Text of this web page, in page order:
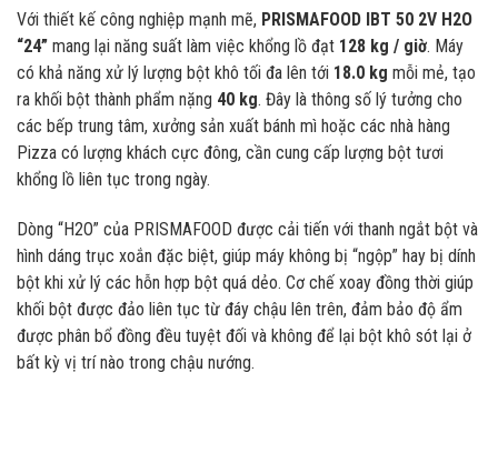
Với thiết kế công nghiệp mạnh mẽ, PRISMAFOOD IBT 50 2V H2O
“24” mang lại năng suất làm việc khổng lồ đạt 128 kg / giờ. Máy
có khả năng xử lý lượng bột khô tối đa lên tới 18.0 kg mỗi mẻ, tạo
ra khối bột thành phẩm nặng 40 kg. Đây là thông số lý tưởng cho
các bếp trung tâm, xưởng sản xuất bánh mì hoặc các nhà hàng
Pizza có lượng khách cực đông, cần cung cấp lượng bột tươi
khổng lồ liên tục trong ngày.
Dòng “H2O” của PRISMAFOOD được cải tiến với thanh ngắt bột và
hình dáng trục xoắn đặc biệt, giúp máy không bị “ngộp” hay bị dính
bột khi xử lý các hỗn hợp bột quá dẻo. Cơ chế xoay đồng thời giúp
khối bột được đảo liên tục từ đáy chậu lên trên, đảm bảo độ ẩm
được phân bổ đồng đều tuyệt đối và không để lại bột khô sót lại ở
bất kỳ vị trí nào trong chậu nướng.